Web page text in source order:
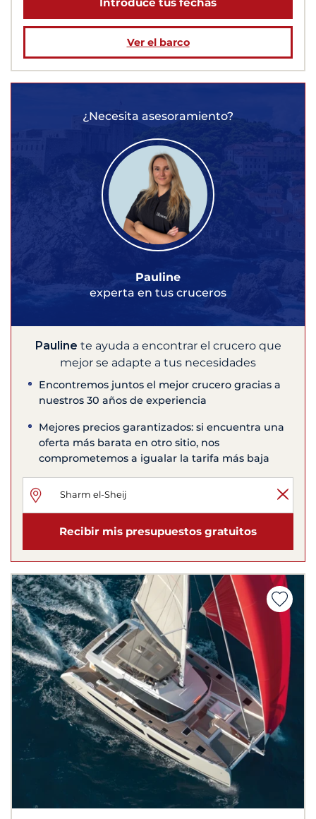
Ver el barco
¿Necesita asesoramiento?
Pauline
experta en tus cruceros
Pauline te ayuda a encontrar el crucero que
mejor se adapte a tus necesidades
Encontremos juntos el mejor crucero gracias a
nuestros 30 años de experiencia
Mejores precios garantizados: si encuentra una
oferta más barata en otro sitio, nos
comprometemos a igualar la tarifa más baja
Recibir mis presupuestos gratuitos